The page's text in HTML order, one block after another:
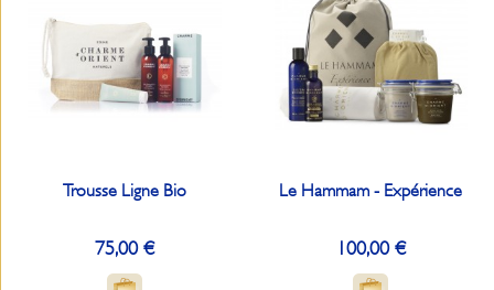
Trousse Ligne Bio
75,00 €
Le Hammam - Expérience
100,00 €